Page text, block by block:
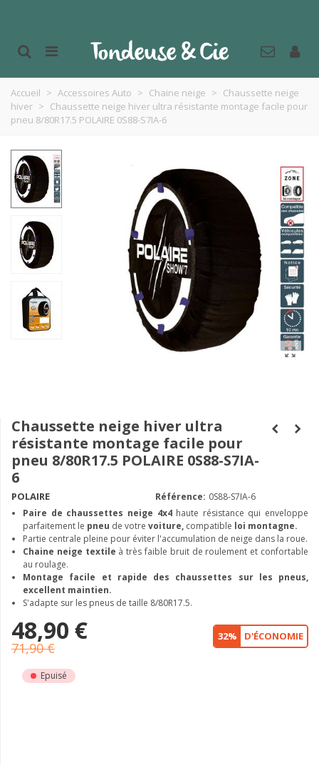
Accueil > Accessoires Auto > Chaine neige > Chaussette neige
hiver > Chaussette neige hiver ultra résistante montage facile pour
pneu 8/80R17.5 POLAIRE 0S88-S7IA-6
Chaussette neige hiver ultra
résistante montage facile pour
pneu 8/80R17.5 POLAIRE 0S88-S7IA-
6
POLAIRE Référence: 0S88-S7IA-6
Paire de chaussettes neige 4x4haute résistance qui enveloppe
parfaitement le pneu de votre voiture, compatible loi montagne.
Partie centrale pleine pour éviter l'accumulation de neige dans la roue.
Chaine neige textile à très faible bruit de roulement et confortable
au roulage.
Montage facile et rapide des chaussettes sur les pneus,
excellent maintien.
S'adapte sur les pneus de taille 8/80R17.5.
48,90 €
71,90 €
32% D'ÉCONOMIE
Epuisé